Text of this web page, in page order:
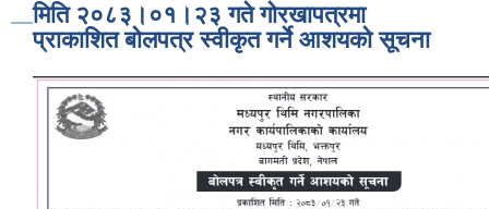
मिति २०८३।०१।२३ गते गोरखापत्रमा
प्राकाशित बोलपत्र स्वीकृत गर्ने आशयको सूचना